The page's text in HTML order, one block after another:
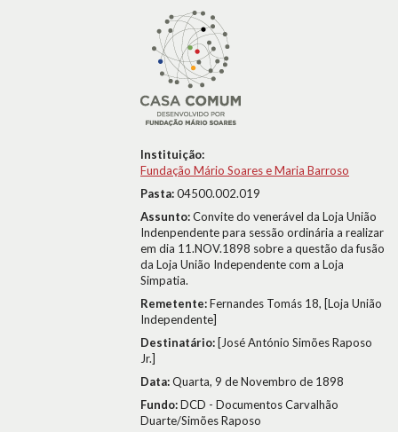
Instituição:
Fundação Mário Soares e Maria Barroso
Pasta:04500.002.019
Assunto:Convite do venerável da Loja União
Indenpendente para sessão ordinária a realizar
em dia 11.NOV.1898 sobre a questão da fusão
da Loja União Independente com a Loja
Simpatia.
Remetente:Fernandes Tomás 18, [Loja União
Independente]
Destinatário: [José António Simões Raposo
Jr.]
Data:Quarta, 9 de Novembro de 1898
Fundo:DCD - Documentos Carvalhão
Duarte/Simões Raposo